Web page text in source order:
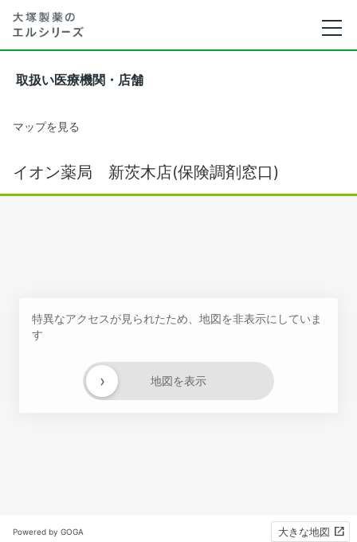
取扱い医療機関・店舗
マップを見る
イオン薬局 新茨木店(保険調剤窓口)
特異なアクセスが見られたため、地図を非表示にしていま
す
地図を表示
›
Powered by GOGA 大きな地図